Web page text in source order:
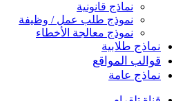
نماذج قانونية
نموذج طلب عمل / وظيفة
نموذج معالجة الأخطاء
نماذج طلابية
قوالب المواقع
نماذج عامة